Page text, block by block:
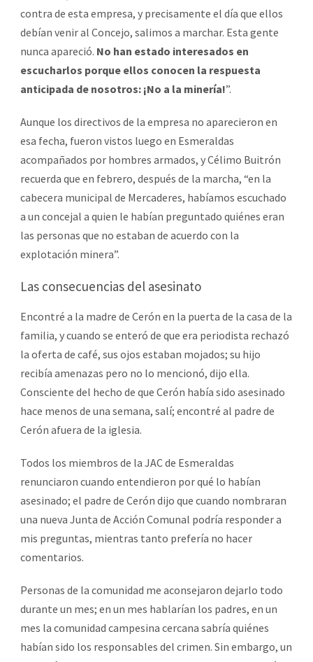
contra de esta empresa, y precisamente el día que ellos
debían venir al Concejo, salimos a marchar. Esta gente
nunca apareció. No han estado interesados en
escucharlos porque ellos conocen la respuesta
anticipada de nosotros: ¡No a la minería!”.
Aunque los directivos de la empresa no aparecieron en
esa fecha, fueron vistos luego en Esmeraldas
acompañados por hombres armados, y Célimo Buitrón
recuerda que en febrero, después de la marcha, “en la
cabecera municipal de Mercaderes, habíamos escuchado
a un concejal a quien le habían preguntado quiénes eran
las personas que no estaban de acuerdo con la
explotación minera”.
Las consecuencias del asesinato
Encontré a la madre de Cerón en la puerta de la casa de la
familia, y cuando se enteró de que era periodista rechazó
la oferta de café, sus ojos estaban mojados; su hijo
recibía amenazas pero no lo mencionó, dijo ella.
Consciente del hecho de que Cerón había sido asesinado
hace menos de una semana, salí; encontré al padre de
Cerón afuera de la iglesia.
Todos los miembros de la JAC de Esmeraldas
renunciaron cuando entendieron por qué lo habían
asesinado; el padre de Cerón dijo que cuando nombraran
una nueva Junta de Acción Comunal podría responder a
mis preguntas, mientras tanto prefería no hacer
comentarios.
Personas de la comunidad me aconsejaron dejarlo todo
durante un mes; en un mes hablarían los padres, en un
mes la comunidad campesina cercana sabría quiénes
habían sido los responsables del crimen. Sin embargo, un